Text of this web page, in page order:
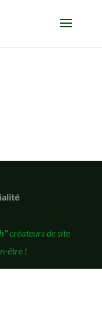
créateurs de site
être !